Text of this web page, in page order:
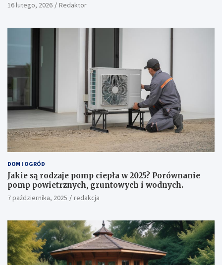
16 lutego, 2026 Redaktor
DOM I OGRÓD
Jakie są rodzaje pomp ciepła w 2025? Porównanie
pomp powietrznych, gruntowych i wodnych.
7 października, 2025 redakcja